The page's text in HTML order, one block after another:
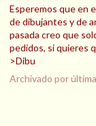
Esperemos que en
de dibujantes y de
pasada creo que
pedidos, si quieres
>Dibu
Archivado por